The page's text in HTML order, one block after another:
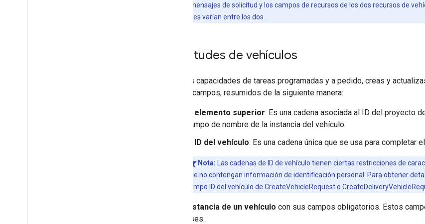
Los mensajes de solicitud y los campos de recursos de los dos recursos de
algunos nombres varían entre los dos.
Solicitudes de vehículos
Para las capacidades de tareas programadas y a pedido, creas y
incluye campos, resumidos de la siguiente manera:
El elemento superior: Es una cadena asociada al ID del proyecto
campo de nombre de la instancia del vehículo.
El ID del vehículo: Es una cadena única que se usa para completar
Nota: Las cadenas de ID de vehículo tienen ciertas restricciones de
que no contengan información de identificación personal. Para obtener
campo ID del vehículo de CreateVehicleRequesto
Instancia de un vehículo con sus campos obligatorios. Estos
uses.